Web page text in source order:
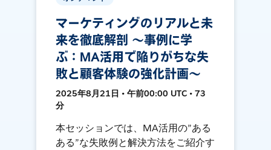
マーケティングのリアルと未
来を徹底解剖 〜事例に学
ぶ：MA活用で陥りがちな失
敗と顧客体験の強化計画〜
2025年8月21日 • 午前00:00 UTC • 73
分
本セッションでは、MA活用の”ある
ある”な失敗例と解決方法をご紹介す